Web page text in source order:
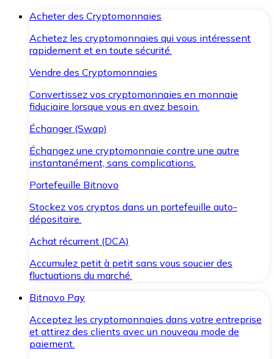
Acheter des Cryptomonnaies
Achetez les cryptomonnaies qui vous intéressent
rapidement et en toute sécurité.
Vendre des Cryptomonnaies
Convertissez vos cryptomonnaies en monnaie
fiduciaire lorsque vous en avez besoin.
Échanger (Swap)
Échangez une cryptomonnaie contre une autre
instantanément, sans complications.
Portefeuille Bitnovo
Stockez vos cryptos dans un portefeuille auto-
dépositaire.
Achat récurrent (DCA)
Accumulez petit à petit sans vous soucier des
fluctuations du marché.
Bitnovo Pay
Acceptez les cryptomonnaies dans votre entreprise
et attirez des clients avec un nouveau mode de
paiement.